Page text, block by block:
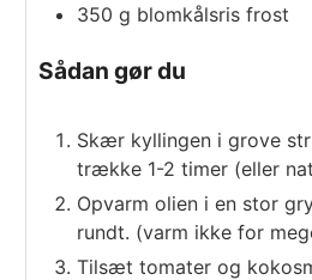
350 g blomkålsris frost
Sådan gør du
Skær kyllingen i grove
trække 1-2 timer (eller
Opvarm olien i en stor
rundt. (varm ikke for
Tilsæt tomater og